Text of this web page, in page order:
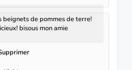
beignets de pommes de terre!
bisous mon amie